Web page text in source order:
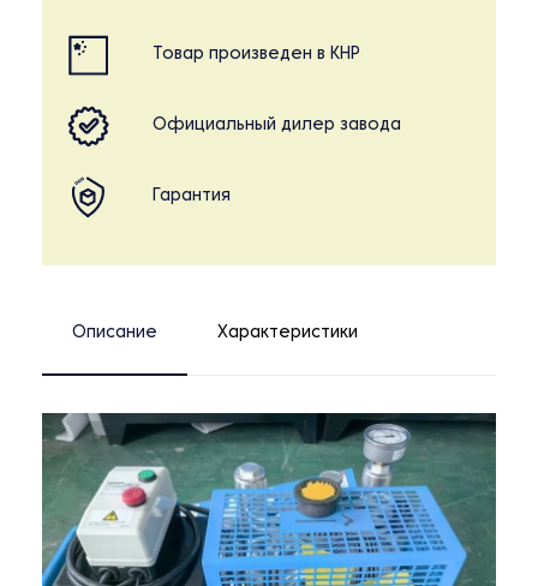
Товар произведен в КНР
Официальный дилер завода
Гарантия
Описание Характеристики